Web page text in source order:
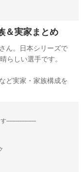
＆実家まとめ
ん。日本シリーズで
らしい選手です。
ど実家・家族構成を
--------------------